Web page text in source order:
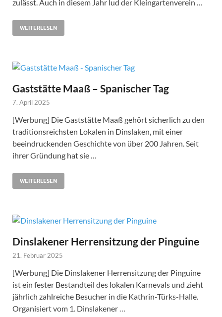
zulässt. Auch in diesem Jahr lud der Kleingartenverein …
WEITERLESEN
Gaststätte Maaß – Spanischer Tag
7. April 2025
[Werbung] Die Gaststätte Maaß gehört sicherlich zu den
traditionsreichsten Lokalen in Dinslaken, mit einer
beeindruckenden Geschichte von über 200 Jahren. Seit
ihrer Gründung hat sie …
WEITERLESEN
Dinslakener Herrensitzung der Pinguine
21. Februar 2025
[Werbung] Die Dinslakener Herrensitzung der Pinguine
ist ein fester Bestandteil des lokalen Karnevals und zieht
jährlich zahlreiche Besucher in die Kathrin-Türks-Halle.
Organisiert vom 1. Dinslakener …